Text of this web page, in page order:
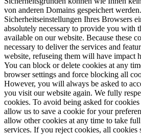
von anderen Domains gespeichert
Sicherheitseinstellungen Ihres Browsers
absolutely necessary to provide you with
available on our website. Because these
necessary to deliver the services and
website, refuseing them will have impact
You can block or delete cookies at any
browser settings and force blocking all
However, you will always be asked to
you visit our website again. We fully
cookies. To avoid being asked for cookies
allow us to save a cookie for your
allow other cookies at any time to take
services. If you reject cookies, all